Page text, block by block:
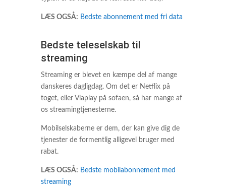
LÆS OGSÅ: Bedste abonnement med fri data
Bedste teleselskab til
streaming
Streaming er blevet en kæmpe del af mange
danskeres dagligdag. Om det er Netflix på
toget, eller Viaplay på sofaen, så har mange af
os streamingtjenesterne.
Mobilselskaberne er dem, der kan give dig de
tjenester de formentlig alligevel bruger med
rabat.
LÆS OGSÅ: Bedste mobilabonnement med
streaming